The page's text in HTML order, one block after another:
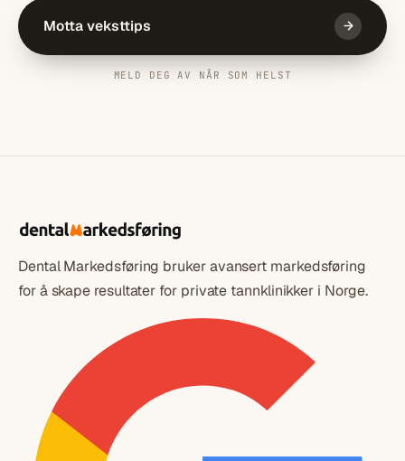
Motta veksttips
MELD DEG AV NÅR SOM HELST
Dental Markedsføring bruker avansert markedsføring
for å skape resultater for private tannklinikker i Norge.